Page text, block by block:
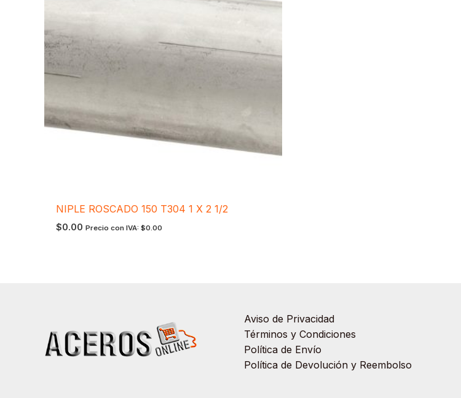
NIPLE ROSCADO 150 T304 1 X 2 1/2
$0.00 Precio con IVA:$0.00
Aviso de Privacidad
Términos y Condiciones
Política de Envío
Política de Devolución y Reembolso